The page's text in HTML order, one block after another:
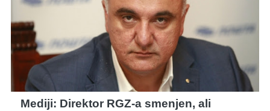
Mediji: Direktor RGZ-a smenjen, ali